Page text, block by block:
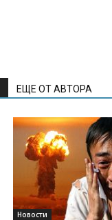
ЕЩЕ ОТ АВТОРА
Новости